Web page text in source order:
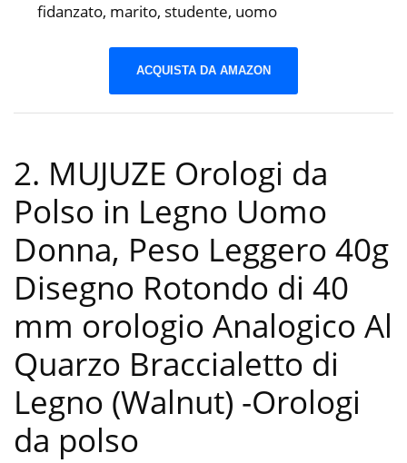
fidanzato, marito, studente, uomo
ACQUISTA DA AMAZON
2. MUJUZE Orologi da
Polso in Legno Uomo
Donna, Peso Leggero 40g
Disegno Rotondo di 40
mm orologio Analogico Al
Quarzo Braccialetto di
Legno (Walnut) -Orologi
da polso